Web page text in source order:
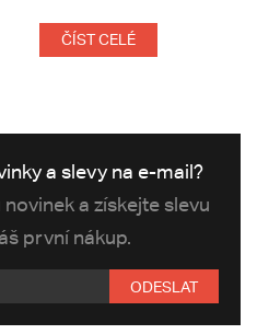
ČÍST CELÉ
a slevy na e-mail?
a získejte slevu
první nákup.
ODESLAT